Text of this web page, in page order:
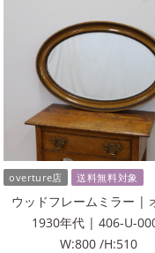
overture店 送料無料対象
ウッドフレームミラー |
1930年代 | 406-U-
W:800 /H:510